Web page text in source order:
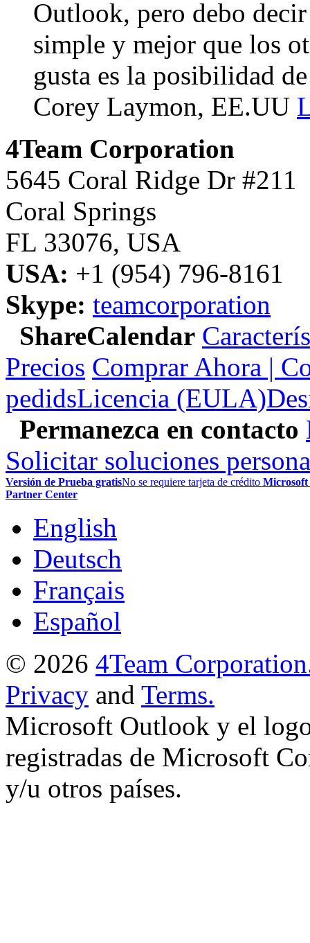
Outlook, pero debo
simple y mejor que los
gusta es la posibilidad
Corey Laymon, EE.UU
4Team Corporation
5645 Coral Ridge Dr #211
Coral Springs
FL 33076, USA
USA: +1 (954) 796-8161
Skype: teamcorporation
ShareCalendar
Precios Comprar Ahora |
pedidsLicencia (EULA)
Permanezca en contacto
Solicitar soluciones
Versión de Prueba gratisNo se requiere tarjeta de crédito
Partner Center
English
Deutsch
Français
Español
© 2026 4Team
Privacy and Terms.
Microsoft Outlook y el
registradas de Microsoft
y/u otros países.